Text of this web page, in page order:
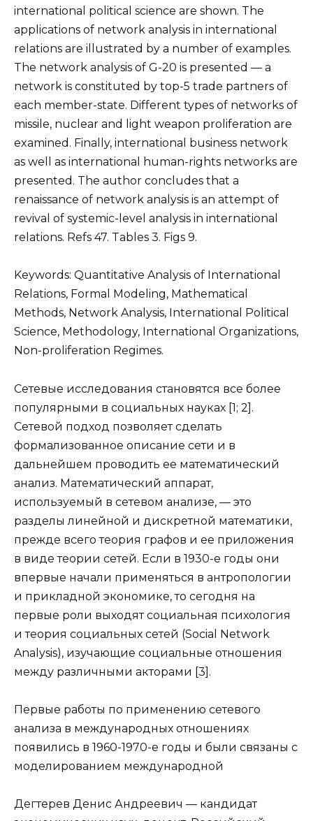
international political science are shown. The
applications of network analysis in international
relations are illustrated by a number of examples.
The network analysis of G-20 is presented — a
network is constituted by top-5 trade partners of
each member-state. Different types of networks of
missile, nuclear and light weapon proliferation are
examined. Finally, international business network
as well as international human-rights networks are
presented. The author concludes that a
renaissance of network analysis is an attempt of
revival of systemic-level analysis in international
relations. Refs 47. Tables 3. Figs 9.
Keywords: Quantitative Analysis of International
Relations, Formal Modeling, Mathematical
Methods, Network Analysis, International Political
Science, Methodology, International Organizations,
Non-proliferation Regimes.
Сетевые исследования становятся все более
популярными в социальных науках [1; 2].
Сетевой подход позволяет сделать
формализованное описание сети и в
дальнейшем проводить ее математический
анализ. Математический аппарат,
используемый в сетевом анализе, — это
разделы линейной и дискретной математики,
прежде всего теория графов и ее приложения
в виде теории сетей. Если в 1930-е годы они
впервые начали применяться в антропологии
и прикладной экономике, то сегодня на
первые роли выходят социальная психология
и теория социальных сетей (Social Network
Analysis), изучающие социальные отношения
между различными акторами [3].
Первые работы по применению сетевого
анализа в международных отношениях
появились в 1960-1970-е годы и были связаны с
моделированием международной
Дегтерев Денис Андреевич — кандидат